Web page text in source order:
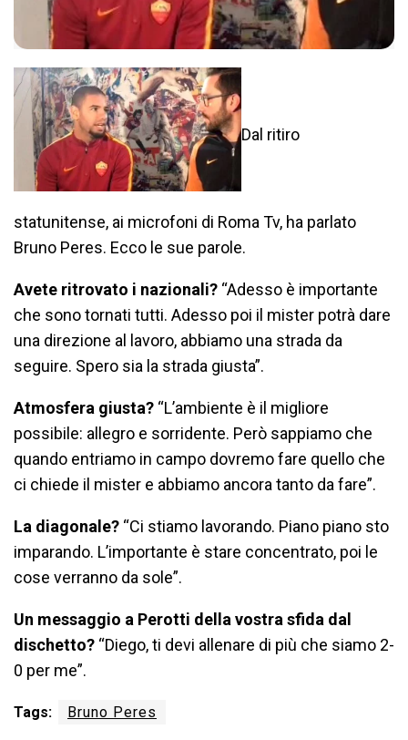
Dal ritiro
statunitense, ai microfoni di Roma Tv, ha parlato
Bruno Peres. Ecco le sue parole.
Avete ritrovato i nazionali? “Adesso è importante
che sono tornati tutti. Adesso poi il mister potrà dare
una direzione al lavoro, abbiamo una strada da
seguire. Spero sia la strada giusta”.
Atmosfera giusta? “L’ambiente è il migliore
possibile: allegro e sorridente. Però sappiamo che
quando entriamo in campo dovremo fare quello che
ci chiede il mister e abbiamo ancora tanto da fare”.
La diagonale? “Ci stiamo lavorando. Piano piano sto
imparando. L’importante è stare concentrato, poi le
cose verranno da sole”.
Un messaggio a Perotti della vostra sfida dal
dischetto? “Diego, ti devi allenare di più che siamo 2-
0 per me”.
Tags: Bruno Peres